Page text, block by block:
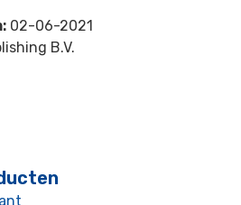
02-06-2021
B.V.